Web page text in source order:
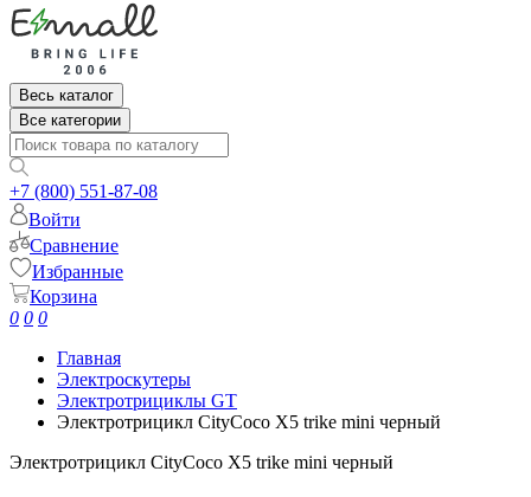
Весь каталог
Все категории
+7 (800) 551-87-08
Войти
Сравнение
Избранные
Корзина
0 0 0
Главная
Электроскутеры
Электротрициклы GT
Электротрицикл CityCoco X5 trike mini черный
Электротрицикл CityCoco X5 trike mini черный